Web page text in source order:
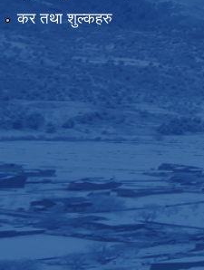
कर तथा शुल्कहरु